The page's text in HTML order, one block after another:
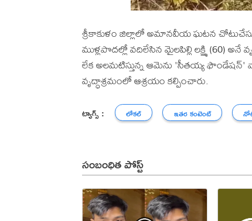
శ్రీకాకుళం జిల్లాలో అమానవీయ ఘటన
ముళ్లపొదల్లో వదిలేసిన మైలపిల్లి లక్ష్మి (60)
లేక అలమటిస్తున్న ఆమెను 'సీతయ్య ఫౌండేషన్'
వృద్ధాశ్రమంలో ఆశ్రయం కల్పించారు.
ట్యాగ్స్ : లోకల్ ఇతర కంటెంట్
సంబంధిత పోస్ట్